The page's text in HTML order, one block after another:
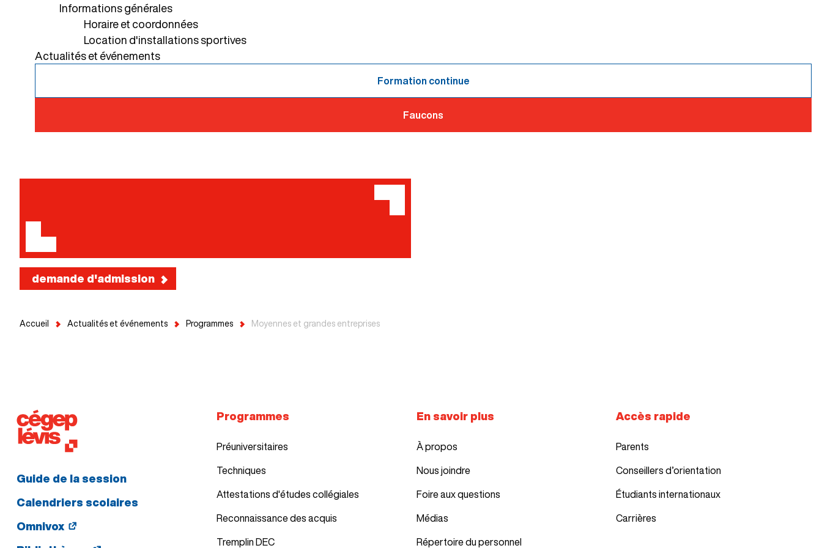
Informations générales
Horaire et coordonnées
Location d'installations sportives
Actualités et événements
Formation continue
Faucons
demande d'admission
Accueil Actualités et événements Programmes Moyennes et grandes entreprises
Guide de la session
Calendriers scolaires
Omnivox
Programmes
Préuniversitaires
Techniques
Attestations d'études collégiales
Reconnaissance des acquis
Tremplin DEC
En savoir plus
À propos
Nous joindre
Foire aux questions
Médias
Répertoire du personnel
Accès rapide
Parents
Conseillers d’orientation
Étudiants internationaux
Carrières